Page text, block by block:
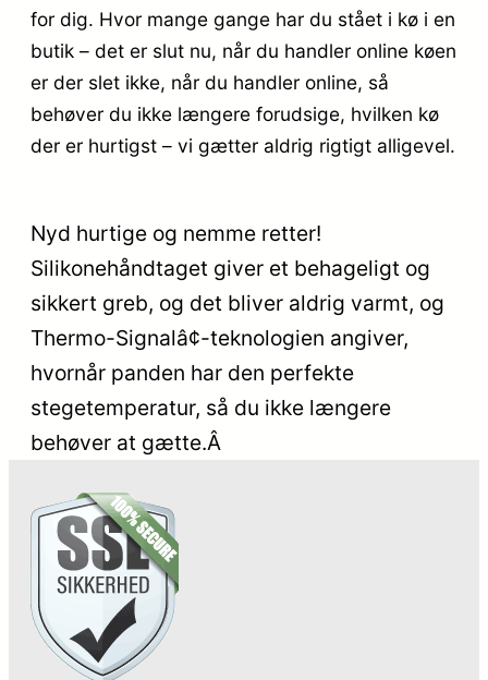
for dig. Hvor mange gange har du stået i kø i en
butik – det er slut nu, når du handler online køen
er der slet ikke, når du handler online, så
behøver du ikke længere forudsige, hvilken kø
der er hurtigst – vi gætter aldrig rigtigt alligevel.
Nyd hurtige og nemme retter!
Silikonehåndtaget giver et behageligt og
sikkert greb, og det bliver aldrig varmt, og
Thermo-Signalâ¢-teknologien angiver,
hvornår panden har den perfekte
stegetemperatur, så du ikke længere
behøver at gætte.Â